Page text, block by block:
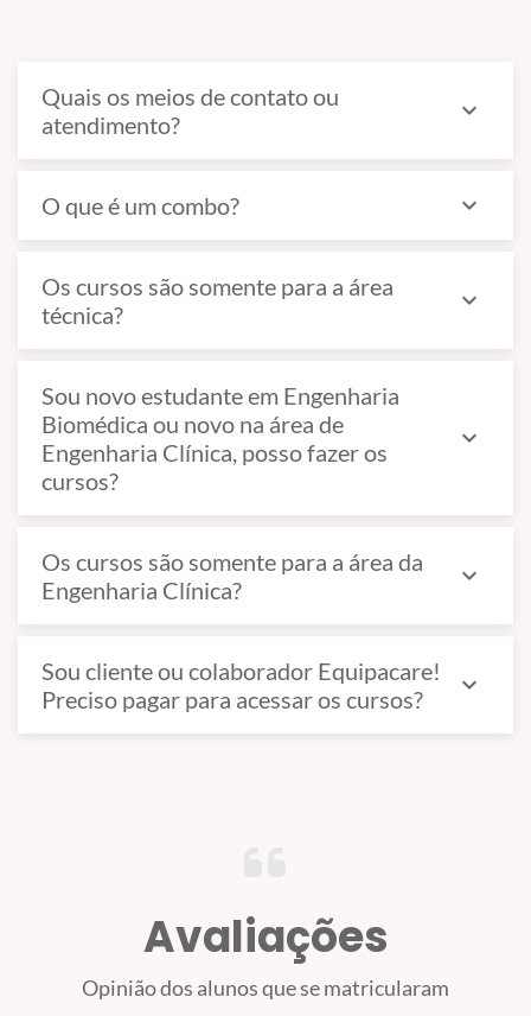
Quais os meios de contato ou
atendimento?
expand_more
O que é um combo? expand_more
Os cursos são somente para a área
técnica?
expand_more
Sou novo estudante em Engenharia
Biomédica ou novo na área de
Engenharia Clínica, posso fazer os
cursos?
expand_more
Os cursos são somente para a área da
Engenharia Clínica?
expand_more
Sou cliente ou colaborador Equipacare!
Preciso pagar para acessar os cursos?
expand_more
Avaliações
Opinião dos alunos que se matricularam